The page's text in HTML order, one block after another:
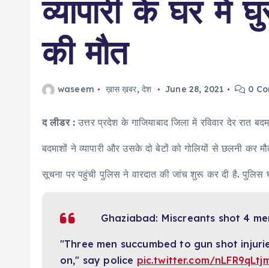
व्यापारी के घर में
की मौत
waseem ख़ास ख़बर, देश June 28, 2021 0
द लीडर : उत्तर प्रदेश के गाजियाबाद जिला में रविवार देर रात
बदमाशों ने व्यापारी और उसके दो बेटों को गोलियों से छलनी कर
सूचना पर पहुंची पुलिस ने वारदात की जांच शुरू कर दी है.
Ghaziabad: Miscreants shot 4
"Three men succumbed to gun shot
on," say police pic.twitter.com/